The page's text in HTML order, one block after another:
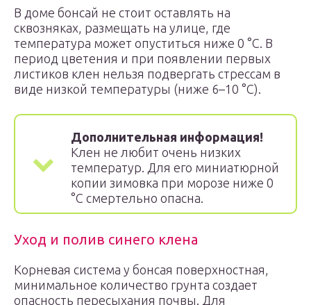
В доме бонсай не стоит оставлять на
сквозняках, размещать на улице, где
температура может опуститься ниже 0 °C. В
период цветения и при появлении первых
листиков клен нельзя подвергать стрессам в
виде низкой температуры (ниже 6–10 °C).
Дополнительная информация!
Клен не любит очень низких
температур. Для его миниатюрной
копии зимовка при морозе ниже 0
°C смертельно опасна.
Уход и полив синего клена
Корневая система у бонсая поверхностная,
минимальное количество грунта создает
опасность пересыхания почвы. Для